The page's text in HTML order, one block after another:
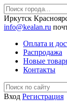
Иркутск
info@kealan.ru
Оплата и
Распродажа
Новые
Контакты
Вход Регистрация